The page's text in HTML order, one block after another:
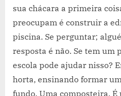
sua chácara a primeira
preocupam é construir a
piscina. Se perguntar;
resposta é não. Se tem um
escola pode ajudar nisso?
horta, ensinando formar
fundo. Uma composteira.